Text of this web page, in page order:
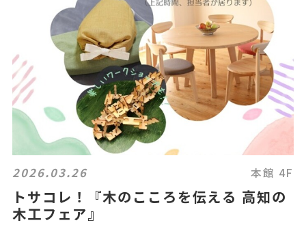
2026.03.26 本館 4F
トサコレ！『木のこころを伝える 高知の
木工フェア』